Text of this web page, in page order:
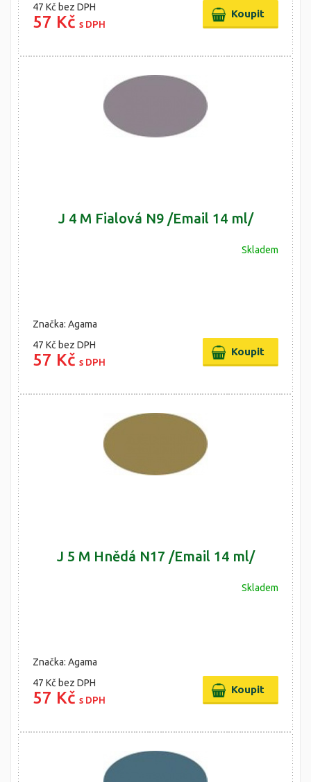
47 Kč bez DPH
57 Kč s DPH
J 4 M Fialová N9 /Email 14 ml/
Skladem
Značka: Agama
47 Kč bez DPH
57 Kč s DPH
J 5 M Hnědá N17 /Email 14 ml/
Skladem
Značka: Agama
47 Kč bez DPH
57 Kč s DPH